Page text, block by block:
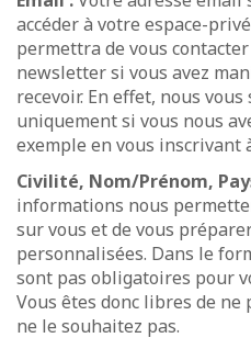
accéder à votre espace-
permettra de vous
newsletter si vous avez
recevoir. En effet, nous
uniquement si vous nous
exemple en vous inscrivant
Civilité, Nom/Prénom,
informations nous
sur vous et de vous
personnalisées. Dans le
sont pas obligatoires pour
Vous êtes donc libres de
ne le souhaitez pas.